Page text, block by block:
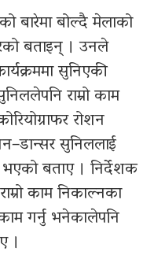
बारेमा बोल्दै मेलाको
बताइन् । उनले
सुनिएकी
राम्रो काम
रोशन
सुनिललाई
बताए । निर्देशक
काम निकाल्नका
गर्नु भनेकालेपनि
।